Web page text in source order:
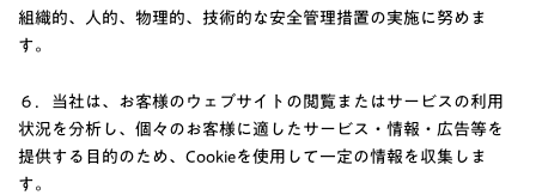
組織的、人的、物理的、技術的な安全管理措置の実施に努めま
す。
６．当社は、お客様のウェブサイトの閲覧またはサービスの利用
状況を分析し、個々のお客様に適したサービス・情報・広告等を
提供する目的のため、Cookieを使用して一定の情報を収集しま
す。